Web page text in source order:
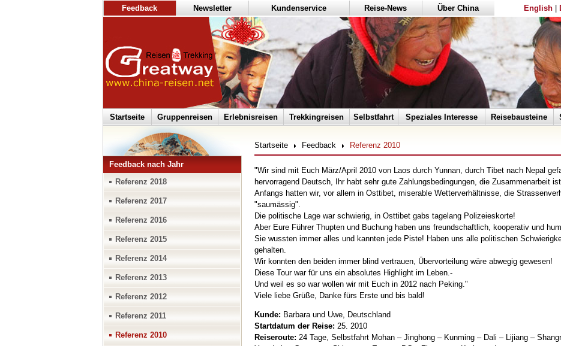
Feedback Newsletter Kundenservice Reise-News Über China English|
Startseite Gruppenreisen Erlebnisreisen Trekkingreisen Selbstfahrt Speziales Interesse Reisebausteine
Feedback nach Jahr
Referenz 2018
Referenz 2017
Referenz 2016
Referenz 2015
Referenz 2014
Referenz 2013
Referenz 2012
Referenz 2011
Referenz 2010
Startseite Feedback Referenz 2010
"Wir sind mit Euch März/April 2010 von Laos durch Yunnan, durch Tibet nach Nepal
hervorragend Deutsch, Ihr habt sehr gute Zahlungsbedingungen, die Zusammenarbeit
Anfangs hatten wir, vor allem in Osttibet, miserable Wetterverhältnisse, die
"saumässig".
Die politische Lage war schwierig, in Osttibet gabs tagelang Polizeieskorte!
Aber Eure Führer Thupten und Buchung haben uns freundschaftlich, kooperativ und
Sie wussten immer alles und kannten jede Piste! Haben uns alle politischen
gehalten.
Wir konnten den beiden immer blind vertrauen, Übervorteilung wäre abwegig gewesen!
Diese Tour war für uns ein absolutes Highlight im Leben.-
Und weil es so war wollen wir mit Euch in 2012 nach Peking."
Viele liebe Grüße, Danke fürs Erste und bis bald!
Kunde: Barbara und Uwe, Deutschland
Startdatum der Reise: 25. 2010
Reiseroute: 24 Tage, Selbstfahrt Mohan – Jinghong – Kunming – Dali – Lijiang –